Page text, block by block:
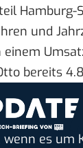
Hamburg-
und
bereits
es um